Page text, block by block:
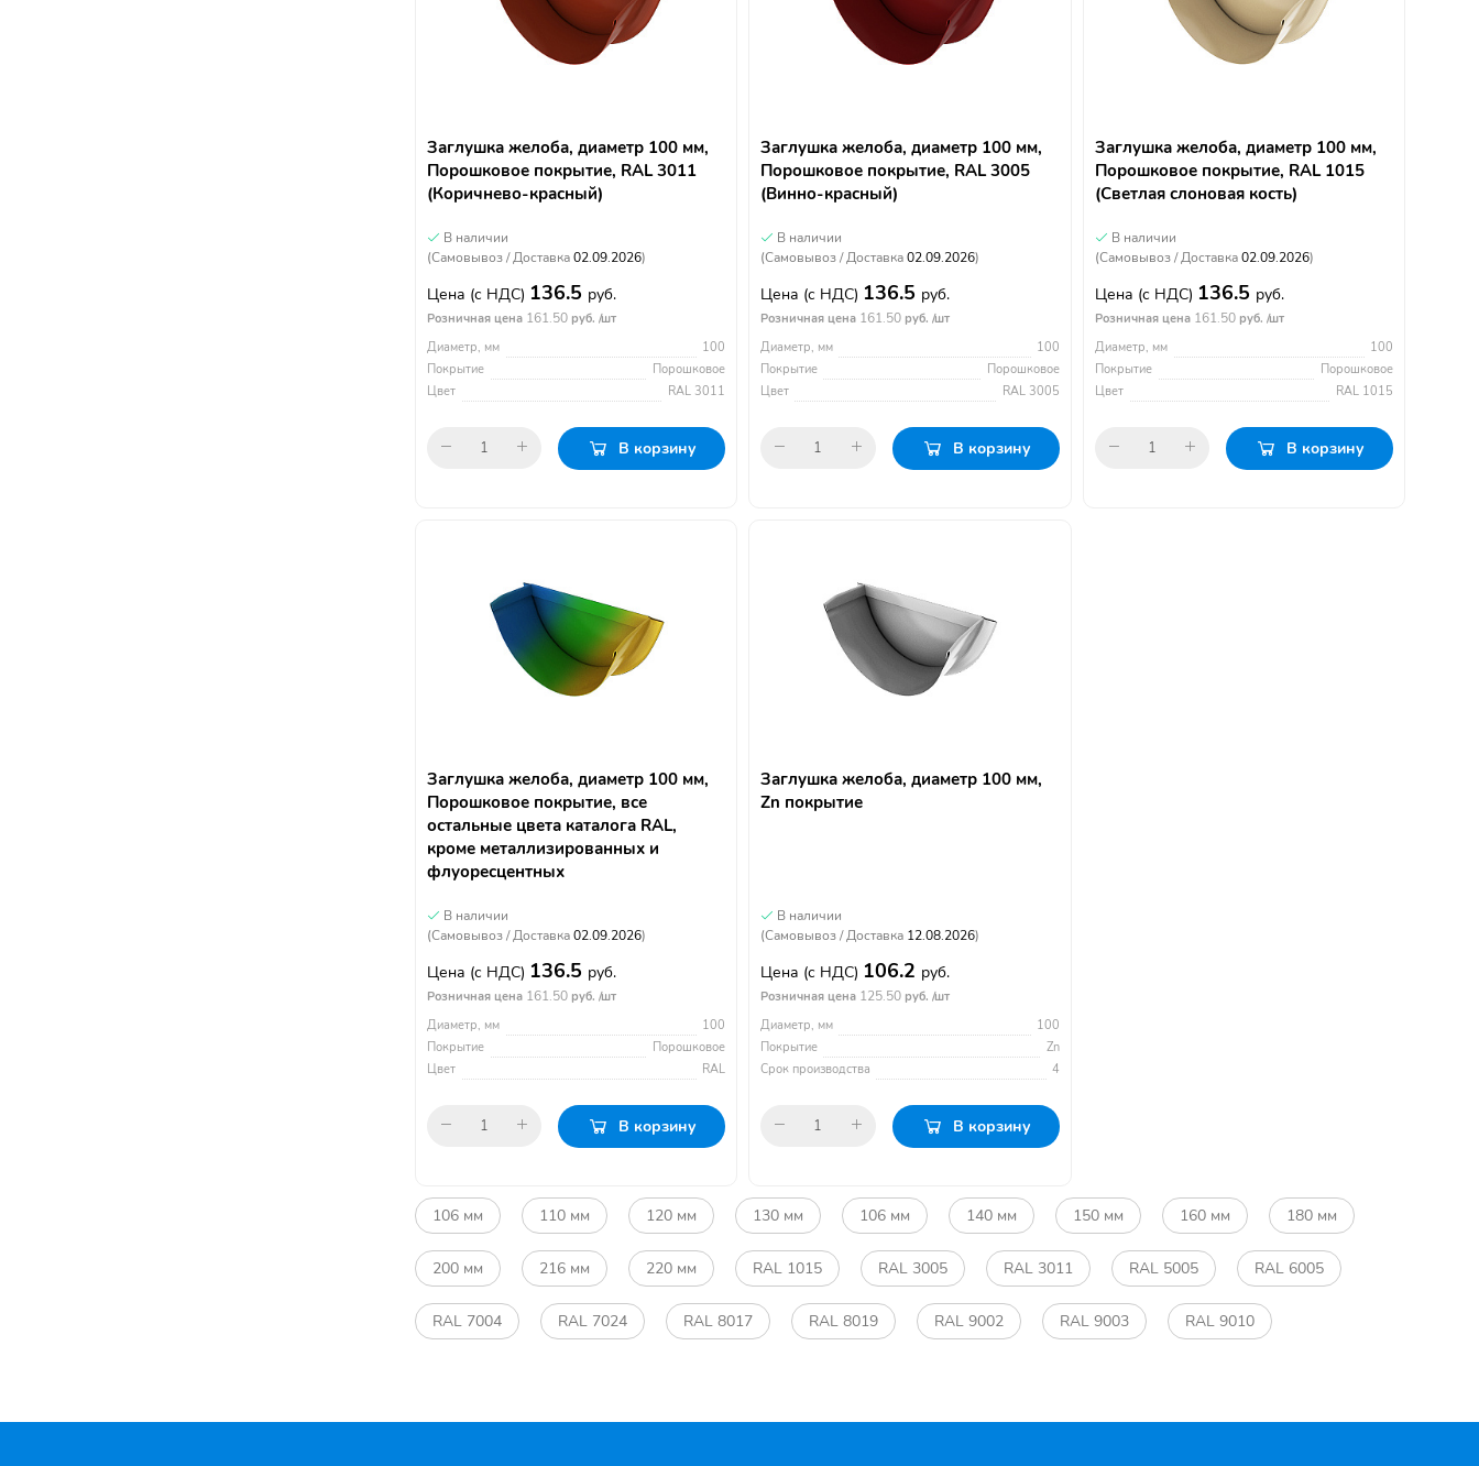
Заглушка желоба, диаметр 100 мм,
Порошковое покрытие, RAL 3011
(Коричнево-красный)
В наличии
(Самовывоз / Доставка02.09.2026)
Цена (с НДС) 136.5 руб.
Розничная цена 161.50 руб. /шт
Диаметр, мм
100
Покрытие
Порошковое
Цвет
RAL 3011
В корзину
Заглушка желоба, диаметр 100 мм,
Порошковое покрытие, RAL 3005
(Винно-красный)
В наличии
(Самовывоз / Доставка02.09.2026)
Цена (с НДС) 136.5 руб.
Розничная цена 161.50 руб. /шт
Диаметр, мм
100
Покрытие
Порошковое
Цвет
RAL 3005
В корзину
Заглушка желоба, диаметр 100 мм,
Порошковое покрытие, RAL 1015
(Светлая слоновая кость)
В наличии
(Самовывоз / Доставка02.09.2026)
Цена (с НДС) 136.5 руб.
Розничная цена 161.50руб. /шт
Диаметр, мм
100
Покрытие
Порошковое
Цвет
RAL 1015
В корзину
Заглушка желоба, диаметр 100 мм,
Порошковое покрытие, все
остальные цвета каталога RAL,
кроме металлизированных и
флуоресцентных
В наличии
(Самовывоз / Доставка02.09.2026)
Цена (с НДС) 136.5 руб.
Розничная цена 161.50 руб. /шт
Диаметр, мм
100
Покрытие
Порошковое
Цвет
RAL
В корзину
Заглушка желоба, диаметр 100 мм,
Zn покрытие
В наличии
(Самовывоз / Доставка 12.08.2026)
Цена (с НДС) 106.2 руб.
Розничная цена 125.50 руб. /шт
Диаметр, мм
100
Покрытие
Zn
Срок производства
4
В корзину
106 мм 110 мм 120 мм 130 мм 106 мм 140 мм 150 мм 160 мм 180 мм
200 мм 216 мм 220 мм RAL 1015 RAL 3005 RAL 3011 RAL 5005 RAL 6005
RAL 7004 RAL 7024 RAL 8017 RAL 8019 RAL 9002 RAL 9003 RAL 9010